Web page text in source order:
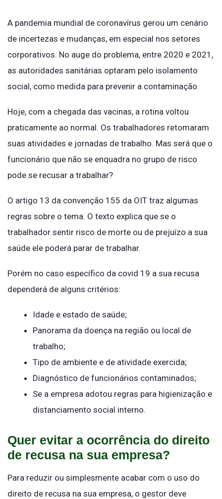
A pandemia mundial de coronavírus gerou um cenário
de incertezas e mudanças, em especial nos setores
corporativos. No auge do problema, entre 2020 e 2021,
as autoridades sanitárias optaram pelo isolamento
social, como medida para prevenir a contaminação.
Hoje, com a chegada das vacinas, a rotina voltou
praticamente ao normal. Os trabalhadores retomaram
suas atividades e jornadas de trabalho. Mas será que o
funcionário que não se enquadra no grupo de risco
pode se recusar a trabalhar?
O artigo 13 da convenção 155 da OIT traz algumas
regras sobre o tema. O texto explica que se o
trabalhador sentir risco de morte ou de prejuízo a sua
saúde ele poderá parar de trabalhar.
Porém no caso específico da covid 19 a sua recusa
dependerá de alguns critérios:
Idade e estado de saúde;
Panorama da doença na região ou local de
trabalho;
Tipo de ambiente e de atividade exercida;
Diagnóstico de funcionários contaminados;
Se a empresa adotou regras para higienização e
distanciamento social interno.
Quer evitar a ocorrência do direito
de recusa na sua empresa?
Para reduzir ou simplesmente acabar com o uso do
direito de recusa na sua empresa, o gestor deve